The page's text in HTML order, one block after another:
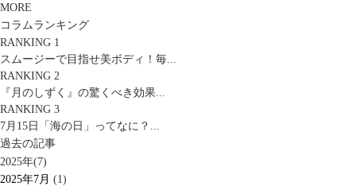
SERIES#03 無
添加化粧品につ
いて
肌改善のプロと
は？
MORE
コラムランキング
RANKING 1
スムージーで目指せ美ボディ！毎...
RANKING 2
『月のしずく』の驚くべき効果...
RANKING 3
7月15日「海の日」ってなに？...
過去の記事
2025年(7)
2025年7月 (1)